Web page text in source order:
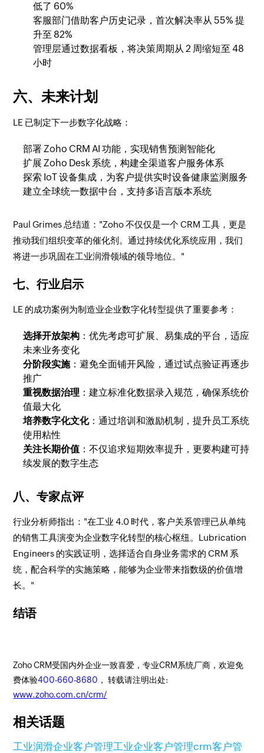
低了 60%
客服部门借助客户历史记录，首次解决率从 55% 提
升至 82%
管理层通过数据看板，将决策周期从 2 周缩短至 48
小时
六、未来计划
LE 已制定下一步数字化战略：
部署 Zoho CRM AI 功能，实现销售预测智能化
扩展 Zoho Desk 系统，构建全渠道客户服务体系
探索 IoT 设备集成，为客户提供实时设备健康监测服务
建立全球统一数据中台，支持多语言版本系统
Paul Grimes 总结道："Zoho 不仅仅是一个 CRM 工具，更是
推动我们组织变革的催化剂。通过持续优化系统应用，我们
将进一步巩固在工业润滑领域的领导地位。"
七、行业启示
LE 的成功案例为制造业企业数字化转型提供了重要参考：
选择开放架构 ：优先考虑可扩展、易集成的平台，适应
未来业务变化
分阶段实施：避免全面铺开风险，通过试点验证再逐步
推广
重视数据治理 ：建立标准化数据录入规范，确保系统价
值最大化
培养数字化文化：通过培训和激励机制，提升员工系统
使用粘性
关注长期价值 ：不仅追求短期效率提升，更要构建可持
续发展的数字生态
八、专家点评
行业分析师指出："在工业 4.0 时代，客户关系管理已从单纯
的销售工具演变为企业数字化转型的核心枢纽。Lubrication
Engineers 的实践证明，选择适合自身业务需求的 CRM 系
统，配合科学的实施策略，能够为企业带来指数级的价值增
长。"
结语
Zoho CRM受国内外企业一致喜爱，专业CRM系统厂商，欢迎免
费体验400-660-8680 ， 转载请注明出处:
www.zoho.com.cn/crm/
相关话题
工业润滑企业客户管理工业企业客户管理crm客户管